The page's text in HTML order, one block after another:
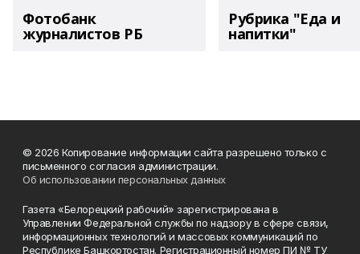
Фотобанк
журналистов РБ
Рубрика "Еда и
напитки"
© 2026 Копирование информации сайта разрешено только с
письменного согласия администрации.
Об использовании персональных данных
Газета «Белорецкий рабочий» зарегистрирована в
Управлении Федеральной службы по надзору в сфере связи,
информационных технологий и массовых коммуникаций по
Республике Башкортостан. Регистрационный номер ПИ № ТУ